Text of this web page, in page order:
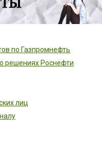
по Газпромнефть
решениях Роснефти
лиц